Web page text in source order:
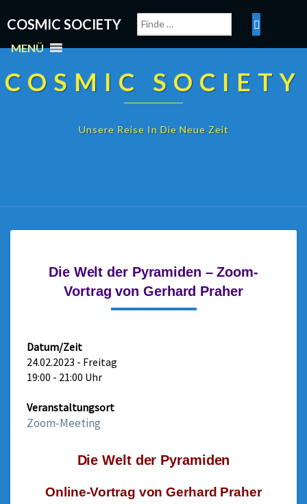
COSMIC SOCIETY
MENÜ
Search
For:
Search
For:
COSMIC SOCIETY
Unsere Reise In Die Neue Zeit
D
L
T
D
R
P
I
Die Welt der Pyramiden – Zoom-
Vortrag von Gerhard Praher
Datum/Zeit
24.02.2023 - Freitag
19:00 - 21:00 Uhr
Veranstaltungsort
Zoom-Meeting
Die Welt der Pyramiden
Online-Vortrag von Gerhard Praher